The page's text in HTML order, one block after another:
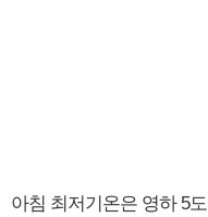
아침 최저기온은 영하 5